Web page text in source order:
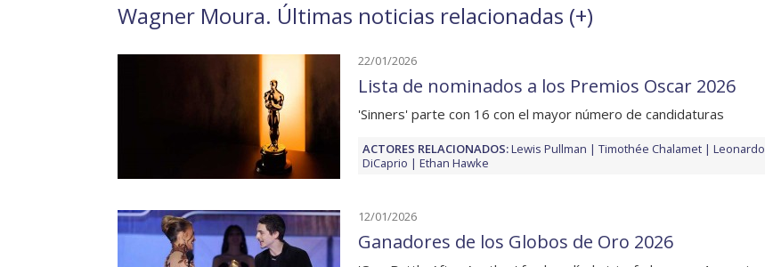
Wagner Moura. Últimas noticias relacionadas (+)
22/01/2026
Lista de nominados a los Premios Oscar 2026
'Sinners' parte con 16 con el mayor número de candidaturas
ACTORES RELACIONADOS:Lewis Pullman Timothée Chalamet
Leonardo
DiCaprio
Ethan Hawke
12/01/2026
Ganadores de los Globos de Oro 2026